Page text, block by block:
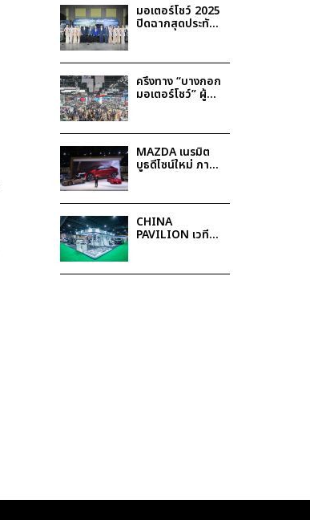
มอเตอร์โชว์ 2025
ปิดฉากสุดประทับ
รางวัล Lucky
Draw รวมมูลค่า
กว่า 1.9 ล้านบาท
ครึ่งทาง “บางกอก
มอเตอร์โชว์” ผู้
จองโต 29%
MAZDA เนรมิต
บูธดีไซน์ใหม่ ภาย
ใต้คอนเซ็ปต์ใหม่
LIVES พร้อมโชว์
รถต้นแบบ
Mazda Iconic
SP และรถไฟฟ้า
CHINA
PAVILION เวที
ประกอบการยาน